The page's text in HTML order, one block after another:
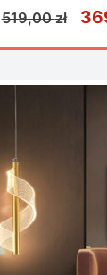
5
519,00zł